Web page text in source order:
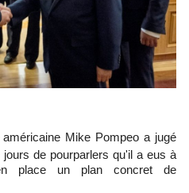
Mike Pompeo a jugé
de pourparlers qu'il a eus à
place un plan concret de